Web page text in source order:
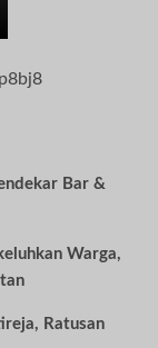
Bar &
Warga,
Ratusan